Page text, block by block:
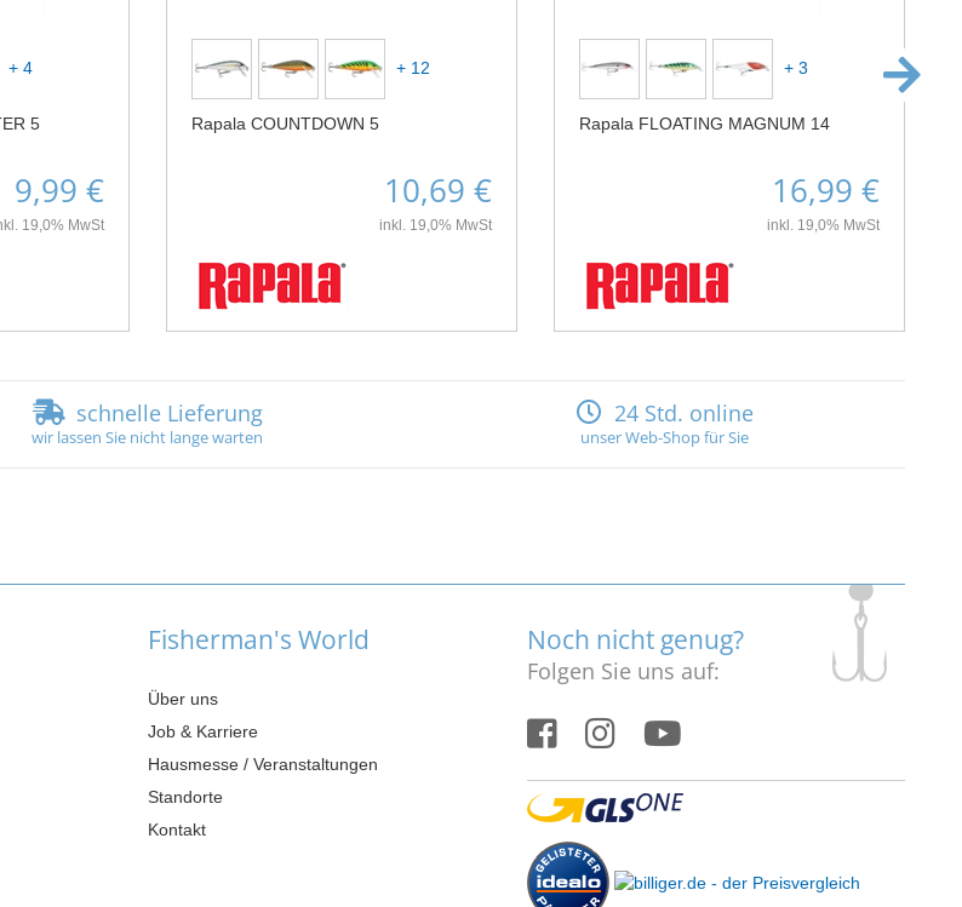
+ 4
5
9,99 €
19,0% MwSt
+ 12
Rapala COUNTDOWN 5
10,69 €
inkl. 19,0% MwSt
+ 3
Rapala FLOATING MAGNUM 14
16,99 €
inkl. 19,0% MwSt
schnelle Lieferung
wir lassen Sie nicht lange warten
24 Std. online
unser Web-Shop für Sie
Fisherman's World
Über uns
Job & Karriere
Hausmesse / Veranstaltungen
Standorte
Kontakt
Noch nicht genug?
Folgen Sie uns auf: